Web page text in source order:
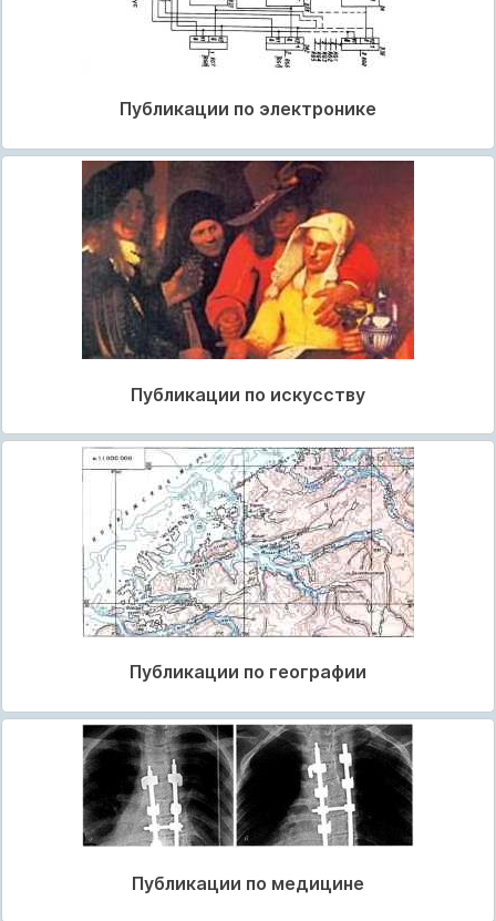
Публикации по электронике
Публикации по искусству
Публикации по географии
Публикации по медицине